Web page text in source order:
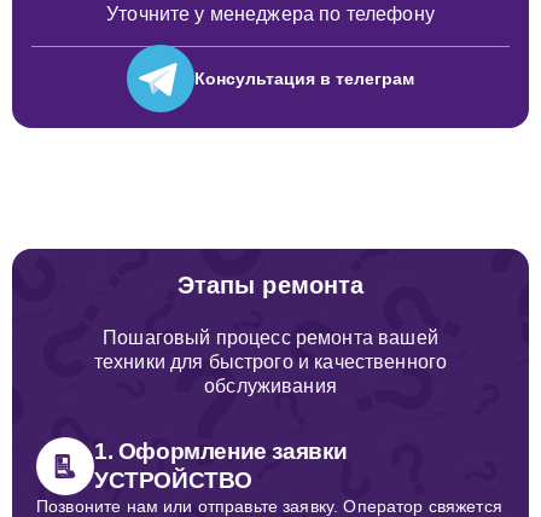
Уточните у менеджера по телефону
Консультация в телеграм
Этапы ремонта
Пошаговый процесс ремонта вашей
техники для быстрого и качественного
обслуживания
1. Оформление заявки
УСТРОЙСТВО
Позвоните нам или отправьте заявку. Оператор свяжется